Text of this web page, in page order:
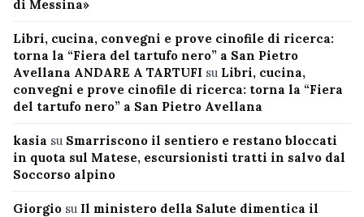
di Messina»
Libri, cucina, convegni e prove cinofile di ricerca:
torna la “Fiera del tartufo nero” a San Pietro
Avellana ANDARE A TARTUFI su Libri, cucina,
convegni e prove cinofile di ricerca: torna la “Fiera
del tartufo nero” a San Pietro Avellana
kasia su Smarriscono il sentiero e restano bloccati
in quota sul Matese, escursionisti tratti in salvo dal
Soccorso alpino
Giorgio su Il ministero della Salute dimentica il